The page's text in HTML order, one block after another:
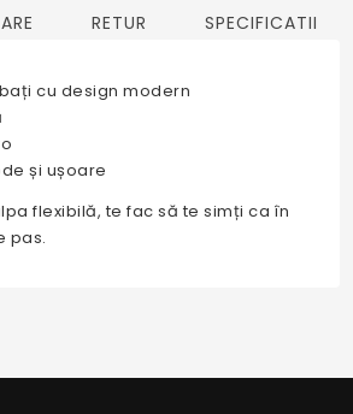
RETUR SPECIFICATII
cu design modern
și ușoare
flexibilă, te fac să te simți ca în
pas.